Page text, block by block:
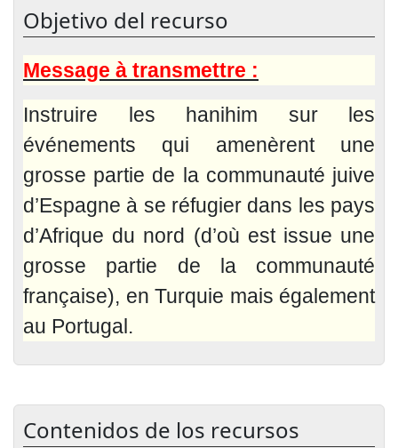
Objetivo del recurso
Message à transmettre :
Instruire les hanihim sur les
événements qui amenèrent une
grosse partie de la communauté juive
d’Espagne à se réfugier dans les pays
d’Afrique du nord (d’où est issue une
grosse partie de la communauté
française), en Turquie mais également
au Portugal.
Contenidos de los recursos